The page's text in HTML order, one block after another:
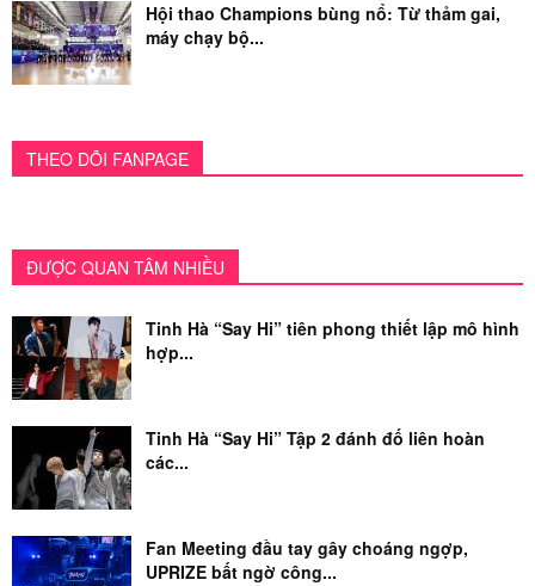
Hội thao Champions bùng nổ: Từ thảm gai,
máy chạy bộ...
THEO DÕI FANPAGE
ĐƯỢC QUAN TÂM NHIỀU
Tinh Hà “Say Hi” tiên phong thiết lập mô hình
hợp...
Tinh Hà “Say Hi” Tập 2 đánh đố liên hoàn
các...
Fan Meeting đầu tay gây choáng ngợp,
UPRIZE bất ngờ công...